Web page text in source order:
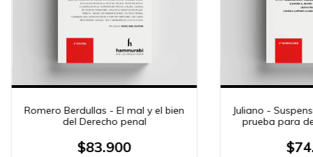
Romero Berdullas - El mal y el bien
del Derecho penal
$83.900
Juliano -
prueba para